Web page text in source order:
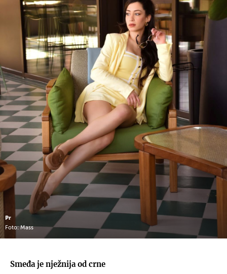
Pr
Foto: Mass
Smeđa je nježnija od crne